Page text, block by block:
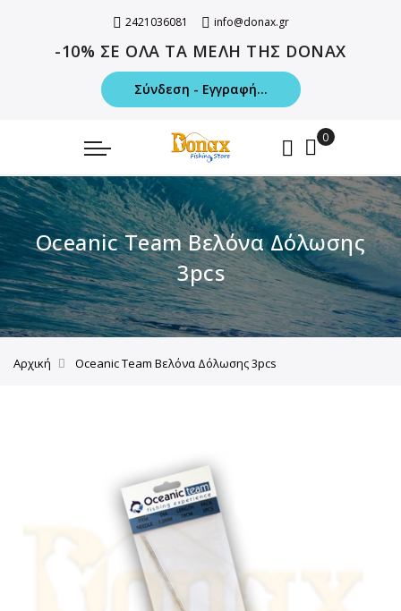
2421036081 info@donax.gr
-10% ΣΕ ΟΛΑ ΤΑ ΜΕΛΗ ΤΗΣ DONAX
Σύνδεση - Εγγραφή...
Oceanic Team Βελόνα Δόλωσης
3pcs
Αρχική Oceanic Team Βελόνα Δόλωσης 3pcs